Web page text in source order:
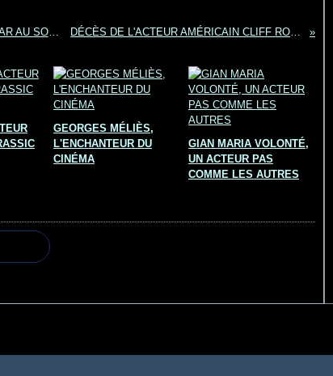
EDWARD G. ROBINSON, DE LITTLE CESAR AU SOLEIL VERT
GEORGES MÉLIÈS,
L'ENCHANTEUR DU
CINÉMA
GIAN MARIA VOLONTÉ,
UN ACTEUR PAS
COMME LES AUTRES